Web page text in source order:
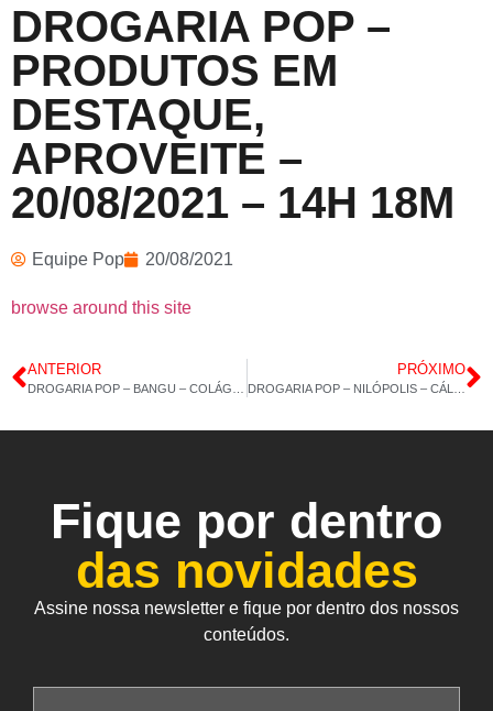
DROGARIA POP –
PRODUTOS EM
DESTAQUE,
APROVEITE –
20/08/2021 – 14H 18M
Equipe Pop 20/08/2021
browse around this site
ANTERIOR PRÓXIMO
Fique por dentro
das novidades
Assine nossa newsletter e fique por dentro dos nossos
conteúdos.